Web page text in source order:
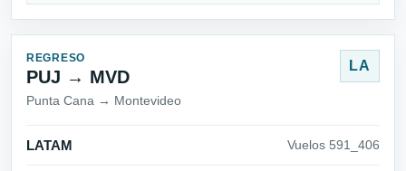
REGRESO
PUJ → MVD
Punta Cana → Montevideo
LA
LATAM Vuelos 591_406